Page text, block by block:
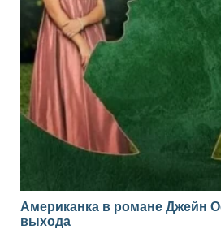
Американка в романе Джейн
выхода